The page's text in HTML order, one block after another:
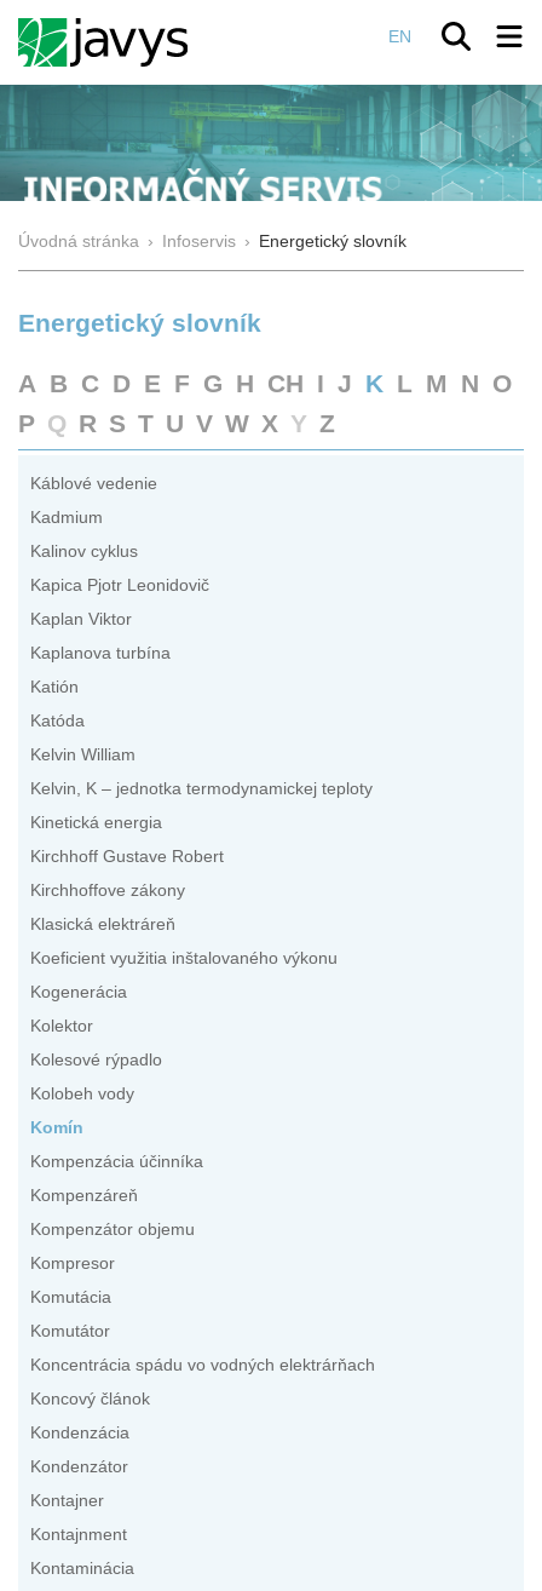
EN
Úvodná stránka › Infoservis › Energetický slovník
Energetický slovník
A B C D E F G H CH I J K L M N O
P Q R S T U V W X Y Z
Káblové vedenie
Kadmium
Kalinov cyklus
Kapica Pjotr Leonidovič
Kaplan Viktor
Kaplanova turbína
Katión
Katóda
Kelvin William
Kelvin, K – jednotka termodynamickej teploty
Kinetická energia
Kirchhoff Gustave Robert
Kirchhoffove zákony
Klasická elektráreň
Koeficient využitia inštalovaného výkonu
Kogenerácia
Kolektor
Kolesové rýpadlo
Kolobeh vody
Komín
Kompenzácia účinníka
Kompenzáreň
Kompenzátor objemu
Kompresor
Komutácia
Komutátor
Koncentrácia spádu vo vodných elektrárňach
Koncový článok
Kondenzácia
Kondenzátor
Kontajner
Kontajnment
Kontaminácia